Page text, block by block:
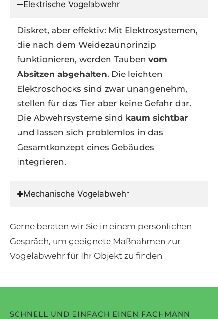
Elektrische Vogelabwehr
Diskret, aber effektiv: Mit Elektrosystemen,
die nach dem Weidezaunprinzip
funktionieren, werden Tauben vom
Absitzen abgehalten. Die leichten
Elektroschocks sind zwar unangenehm,
stellen für das Tier aber keine Gefahr dar.
Die Abwehrsysteme sind kaum sichtbar
und lassen sich problemlos in das
Gesamtkonzept eines Gebäudes
integrieren.
Mechanische Vogelabwehr
Gerne beraten wir Sie in einem persönlichen
Gespräch, um geeignete Maßnahmen zur
Vogelabwehr für Ihr Objekt zu finden.
SCHNELL UND EINFACH EINEN FACHMANN